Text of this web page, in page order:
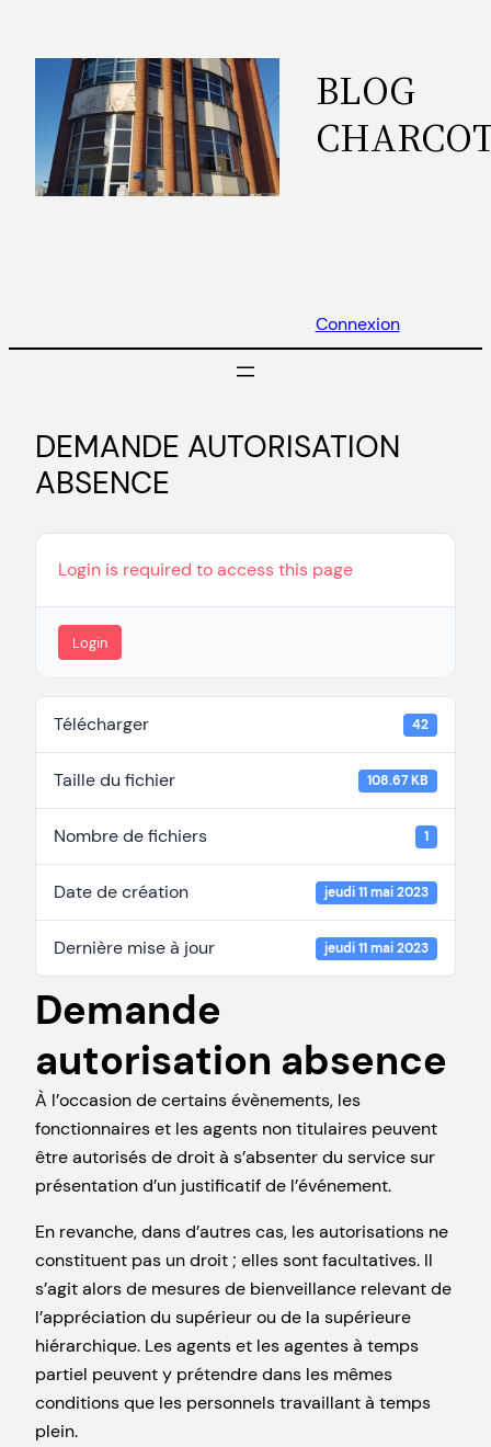
contenu
BLOG
Connexion
DEMANDE AUTORISATION
ABSENCE
Login is required to access this page
Login
Télécharger 42
Taille du fichier 108.67 KB
Nombre de fichiers 1
Date de création jeudi 11 mai 2023
Dernière mise à jour jeudi 11 mai 2023
Demande
autorisation absence
À l’occasion de certains évènements, les
fonctionnaires et les agents non titulaires peuvent
être autorisés de droit à s’absenter du service sur
présentation d’un justificatif de l’événement.
En revanche, dans d’autres cas, les autorisations ne
constituent pas un droit ; elles sont facultatives. Il
s’agit alors de mesures de bienveillance relevant de
l’appréciation du supérieur ou de la supérieure
hiérarchique. Les agents et les agentes à temps
partiel peuvent y prétendre dans les mêmes
conditions que les personnels travaillant à temps
plein.